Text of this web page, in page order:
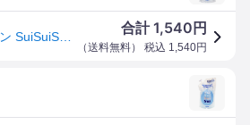
合計1,540 円
（送料無料） 税込 1,540円